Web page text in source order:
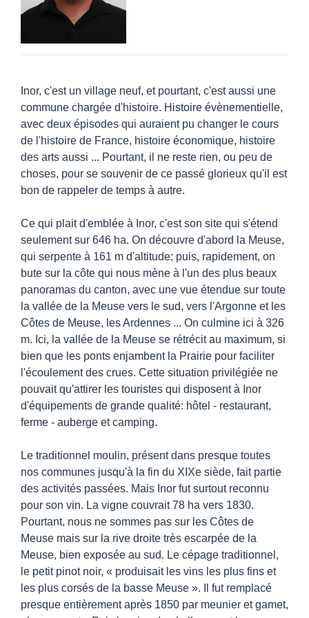
Inor, c'est un village neuf, et pourtant, c'est aussi une
commune chargée d'histoire. Histoire évènementielle,
avec deux épisodes qui auraient pu changer le cours
de l'histoire de France, histoire économique, histoire
des arts aussi ... Pourtant, il ne reste rien, ou peu de
choses, pour se souvenir de ce passé glorieux qu'il est
bon de rappeler de temps à autre.
Ce qui plait d'emblée à Inor, c'est son site qui s'étend
seulement sur 646 ha. On découvre d'abord la Meuse,
qui serpente à 161 m d'altitude; puis, rapidement, on
bute sur la côte qui nous mène à l'un des plus beaux
panoramas du canton, avec une vue étendue sur toute
la vallée de la Meuse vers le sud, vers l'Argonne et les
Côtes de Meuse, les Ardennes ... On culmine ici à 326
m. Ici, la vallée de la Meuse se rétrécit au maximum, si
bien que les ponts enjambent la Prairie pour faciliter
l'écoulement des crues. Cette situation privilégiée ne
pouvait qu'attirer les touristes qui disposent à Inor
d'équipements de grande qualité: hôtel - restaurant,
ferme - auberge et camping.
Le traditionnel moulin, présent dans presque toutes
nos communes jusqu'à la fin du XIXe siède, fait partie
des activités passées. Mais Inor fut surtout reconnu
pour son vin. La vigne couvrait 78 ha vers 1830.
Pourtant, nous ne sommes pas sur les Côtes de
Meuse mais sur la rive droite très escarpée de la
Meuse, bien exposée au sud. Le cépage traditionnel,
le petit pinot noir, « produisait les vins les plus fins et
les plus corsés de la basse Meuse ». Il fut remplacé
presque entièrement après 1850 par meunier et gamet,